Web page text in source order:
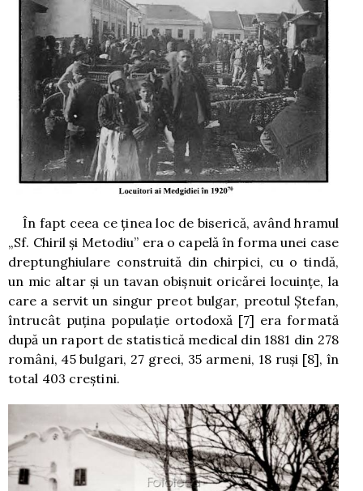
În fapt ceea ce ţinea loc de biserică, având hramul
„Sf. Chiril şi Metodiu” era o capelă în forma unei case
dreptunghiulare construită din chirpici, cu o tindă,
un mic altar şi un tavan obişnuit oricărei locuinţe, la
care a servit un singur preot bulgar, preotul Ştefan,
întrucât puţina populaţie ortodoxă [7] era formată
după un raport de statistică medical din 1881 din 278
români, 45 bulgari, 27 greci, 35 armeni, 18 ruşi [8], în
total 403 creştini.